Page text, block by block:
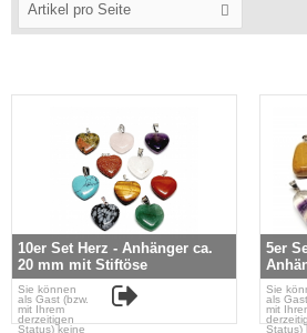
Artikel pro Seite
10er Set Herz - Anhänger ca.
20 mm mit Stiftöse
Sie können
als Gast (bzw.
mit Ihrem
derzeitigen
Status) keine
5er
20 x
Sie
als
mit
Status)